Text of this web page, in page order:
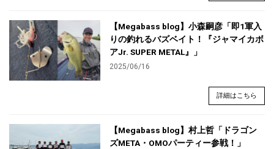
【Megabass blog】小森嗣彦「即1軍入
りの釣れるバズベイト！『ジャマイカボ
アJr. SUPER METAL』」
2025/06/16
詳細はこちら
【Megabass blog】村上哲「ドラゴン
ズMETA・OMOパーティー参戦！」